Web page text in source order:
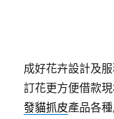
成好花卉設計及
訂花更方便借款
發貓抓皮產品各